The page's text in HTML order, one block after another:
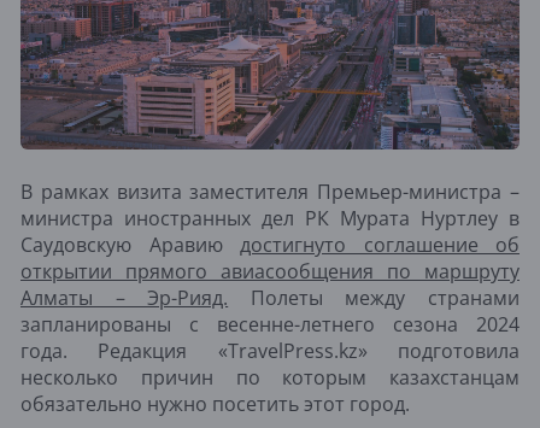
В рамках визита заместителя Премьер-министра –
министра иностранных дел РК Мурата Нуртлеу в
Саудовскую Аравию достигнуто соглашение об
открытии прямого авиасообщения по маршруту
Алматы – Эр-Рияд. Полеты между странами
запланированы с весенне-летнего сезона 2024
года. Редакция «TravelPress.kz» подготовила
несколько причин по которым казахстанцам
обязательно нужно посетить этот город.